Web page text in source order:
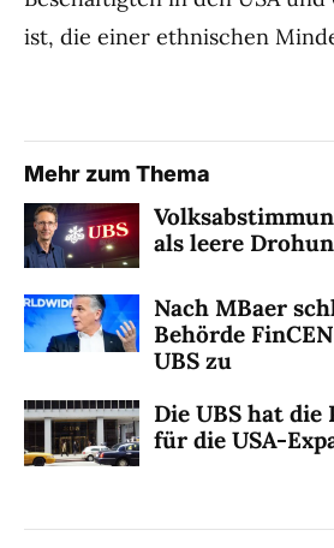
ist, die einer ethnischen
Mehr zum Thema
als leere
Nach MBaer
Behörde
UBS zu
Die UBS hat die
für die USA-